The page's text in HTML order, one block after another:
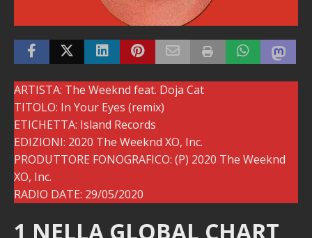
ARTISTA: The Weeknd feat. Doja Cat
TITOLO: In Your Eyes (remix)
ETICHETTA: Island Records
EDIZIONI: 2020 The Weeknd XO, Inc.
PRODUTTORE FONOGRAFICO: (P) 2020 The Weeknd
XO, Inc.
RADIO DATE: 29/05/2020
1 NELLA GLOBAL CHART